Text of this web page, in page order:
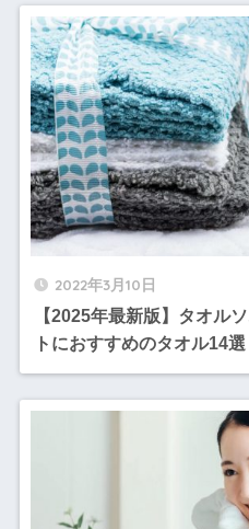
2022年3月10日
【2025年最新版】タオル
トにおすすめのタオル14選